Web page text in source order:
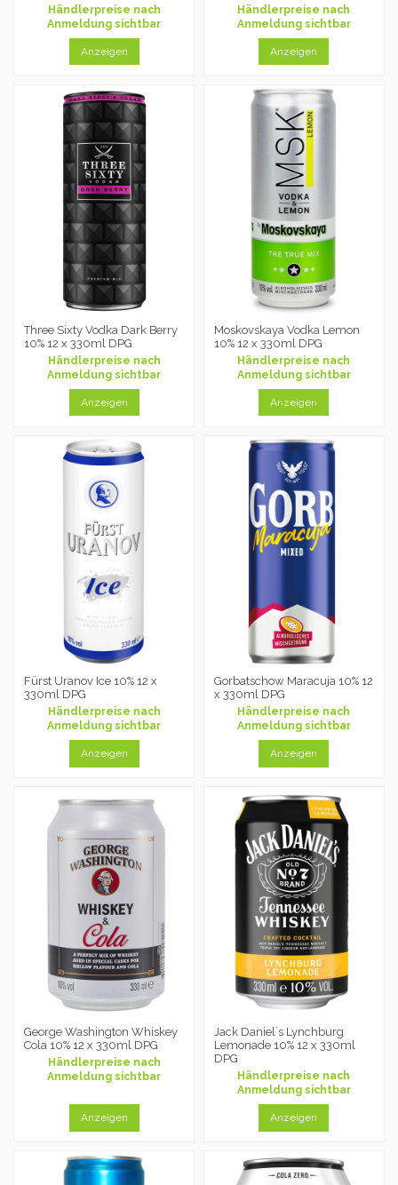
Händlerpreise nach
Anmeldung sichtbar
Anzeigen
Händlerpreise nach
Anmeldung sichtbar
Anzeigen
Three Sixty Vodka Dark Berry
10% 12 x 330ml DPG
Händlerpreise nach
Anmeldung sichtbar
Anzeigen
Moskovskaya Vodka Lemon
10% 12 x 330ml DPG
Händlerpreise nach
Anmeldung sichtbar
Anzeigen
Fürst Uranov Ice 10% 12 x
330ml DPG
Händlerpreise nach
Anmeldung sichtbar
Anzeigen
Gorbatschow Maracuja 10% 12
x 330ml DPG
Händlerpreise nach
Anmeldung sichtbar
Anzeigen
George Washington Whiskey
Cola 10% 12 x 330ml DPG
Händlerpreise nach
Anmeldung sichtbar
Anzeigen
Jack Daniel´s Lynchburg
Lemonade 10% 12 x 330ml
DPG
Händlerpreise nach
Anmeldung sichtbar
Anzeigen